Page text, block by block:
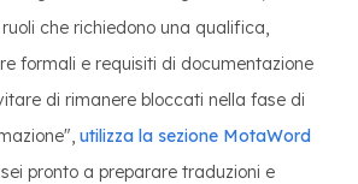
che richiedono una qualifica,
formali e requisiti di documentazione
di rimanere bloccati nella fase di
utilizza la sezione MotaWord
pronto a preparare traduzioni e